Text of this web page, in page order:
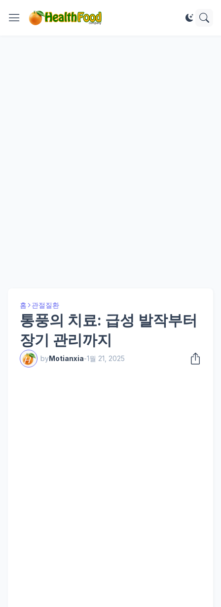
홈 관절질환
통풍의 치료: 급성 발작부터
장기 관리까지
byMotianxia-1월 21, 2025